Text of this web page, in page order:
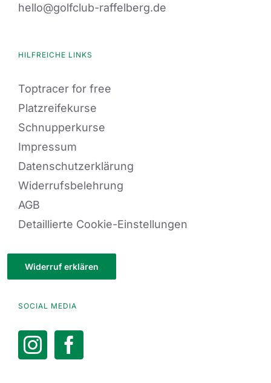
hello@golfclub-raffelberg.de
HILFREICHE LINKS
Toptracer for free
Platzreifekurse
Schnupperkurse
Impressum
Datenschutzerklärung
Widerrufsbelehrung
AGB
Detaillierte Cookie-Einstellungen
Widerruf erklären
SOCIAL MEDIA